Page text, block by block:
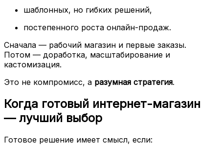
шаблонных, но гибких решений,
постепенного роста онлайн-продаж.
Сначала — рабочий магазин и первые заказы.
Потом — доработка, масштабирование и
кастомизация.
Это не компромисс, а разумная стратегия.
Когда готовый интернет-магазин
— лучший выбор
Готовое решение имеет смысл, если: